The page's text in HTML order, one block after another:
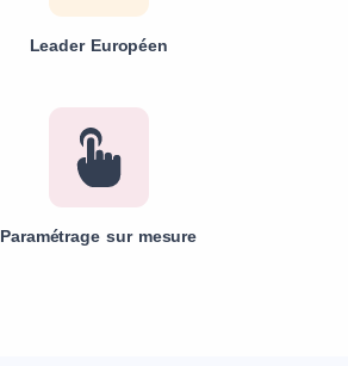
Leader Européen
Paramétrage sur mesure